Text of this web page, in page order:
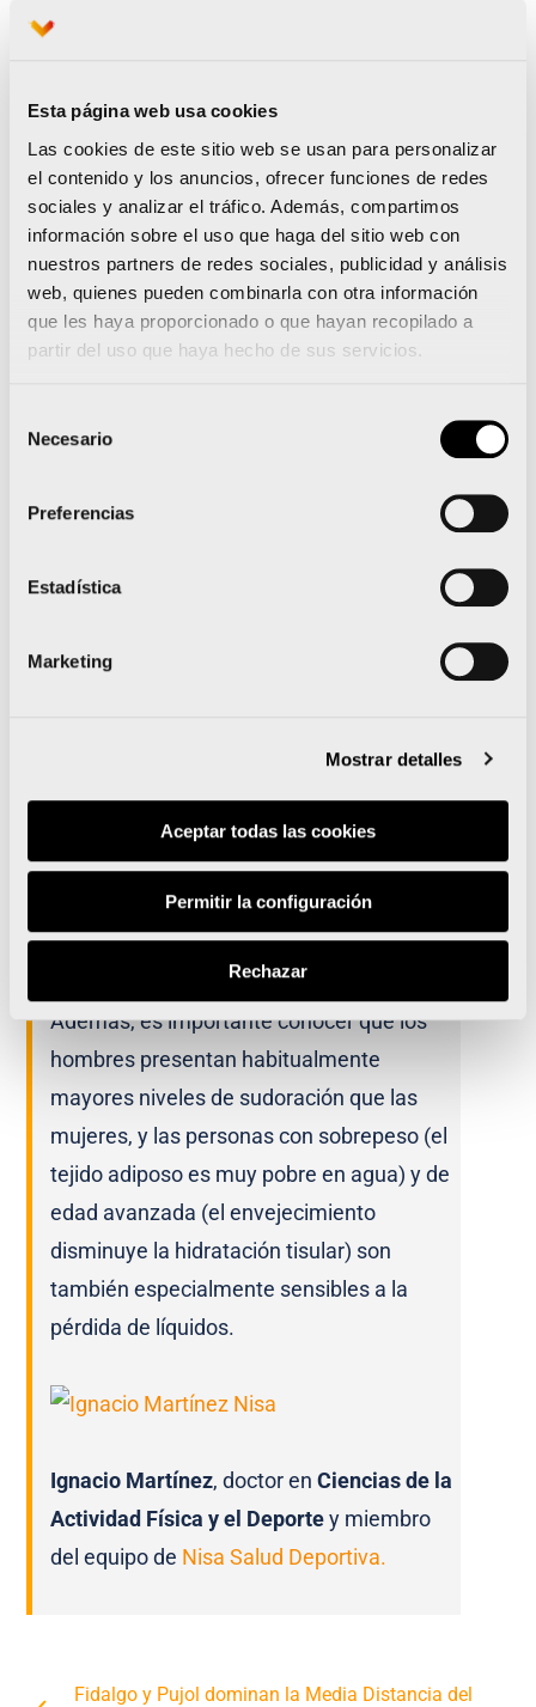
Esta página web usa cookies
Las cookies de este sitio web se usan para personalizar
el contenido y los anuncios, ofrecer funciones de redes
sociales y analizar el tráfico. Además, compartimos
información sobre el uso que haga del sitio web con
nuestros partners de redes sociales, publicidad y análisis
web, quienes pueden combinarla con otra información
que les haya proporcionado o que hayan recopilado a
partir del uso que haya hecho de sus servicios.
Necesario
Preferencias
Estadística
Marketing
Mostrar detalles
Aceptar todas las cookies
Permitir la configuración
Rechazar
más calor por evaporación (reduciendo el
riesgo de complicaciones asociadas al
incremento de nuestra temperatura
central), pero les hace al mismo tiempo
más proclives a sufrir deshidratación. Por
tanto, a medida que mejora nuestro grado
de aclimatación al calor será importante
recomendación más aceptada es intentar
sales minerales
(en torno a 0’6 g de sodio)
cada 15 – 20 min aproximadamente. No
antes y después de entrenar para conocer
aproximadamente el líquido que hemos
perdido (casi el 100% de esa diferencia,
Además, es importante conocer que los
hombres presentan habitualmente
mayores niveles de sudoración que las
mujeres, y las personas con sobrepeso (el
tejido adiposo es muy pobre en agua) y de
edad avanzada (el envejecimiento
disminuye la hidratación tisular) son
también especialmente sensibles a la
pérdida de líquidos.
Ignacio Martínez, doctor enCiencias de la
Actividad Física y el Deportey miembro
del equipo de Nisa Salud Deportiva.
Fidalgo y Pujol dominan la Media Distancia del